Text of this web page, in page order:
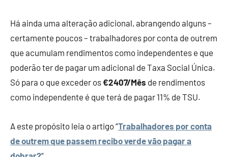
Há ainda uma alteração adicional, abrangendo alguns –
certamente poucos – trabalhadores por conta de outrem
que acumulam rendimentos como independentes e que
poderão ter de pagar um adicional de Taxa Social Única.
Só para o que exceder os€2407/Mês de rendimentos
como independente é que terá de pagar 11% de TSU.
A este propósito leia o artigo “Trabalhadores por conta
de outrem que passem recibo verde vão pagar a